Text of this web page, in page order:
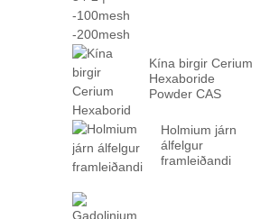
Kína birgir Cerium
Hexaboride
Powder CAS
Holmium járn
álfelgur
framleiðandi